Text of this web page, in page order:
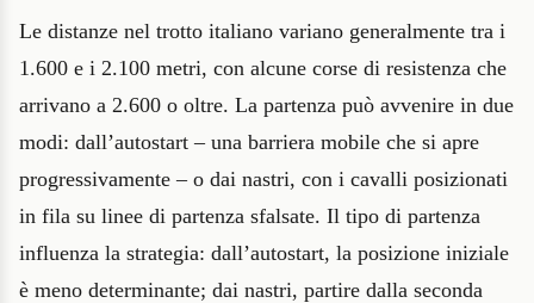
Le distanze nel trotto italiano variano generalmente tra i
1.600 e i 2.100 metri, con alcune corse di resistenza che
arrivano a 2.600 o oltre. La partenza può avvenire in due
modi: dall’autostart – una barriera mobile che si apre
progressivamente – o dai nastri, con i cavalli posizionati
in fila su linee di partenza sfalsate. Il tipo di partenza
influenza la strategia: dall’autostart, la posizione iniziale
è meno determinante; dai nastri, partire dalla seconda